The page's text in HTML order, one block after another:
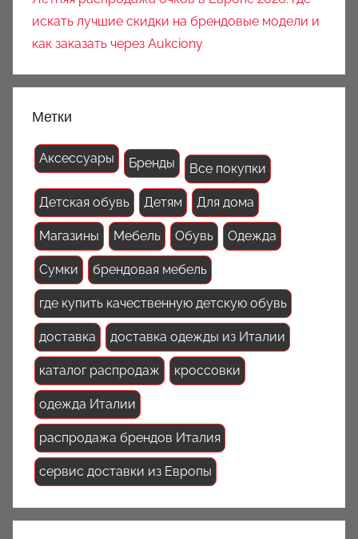
искать лучшие скидки на брендовые модели и
как заказать через Aukciony
Метки
Аксессуары Бренды Все покупки
Детская обувь Детям Для дома
Магазины Мебель Обувь Одежда
Сумки брендовая мебель
где купить качественную детскую обувь
доставка доставка одежды из Италии
каталог распродаж кроссовки
одежда Италии
распродажа брендов Италия
сервис доставки из Европы